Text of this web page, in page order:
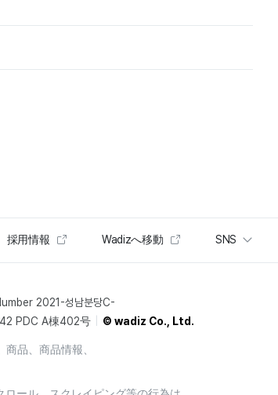
採用情報 Wadizへ移動 SNS
2021-성남분당C-
PDC A棟402号 © wadiz Co., Ltd.
品、商品情報、